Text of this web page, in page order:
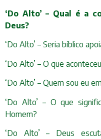
‘Do Alto’ – Qual é a
Deus?
‘Do Alto’ – Seria bíblico
‘Do Alto’ – O que
‘Do Alto’ – Quem sou eu
‘Do Alto’ – O que
Homem?
‘Do Alto’ – Deus